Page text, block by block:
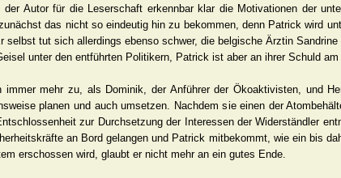
Autor für die Leserschaft erkennbar klar die Motivationen der
das nicht so eindeutig hin zu bekommen, denn Patrick wird
selbst tut sich allerdings ebenso schwer, die belgische Ärztin
unter den entführten Politikern, Patrick ist aber an ihrer Schuld
mehr zu, als Dominik, der Anführer der Ökoaktivisten, und
planen und auch umsetzen. Nachdem sie einen der
zur Durchsetzung der Interessen der Widerständler
an Bord gelangen und Patrick mitbekommt, wie ein bis
erschossen wird, glaubt er nicht mehr an ein gutes Ende.